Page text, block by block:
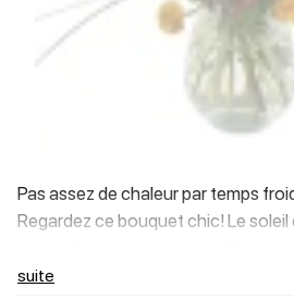
Pas assez de chaleur par temps
Regardez ce bouquet chic! Le
suite